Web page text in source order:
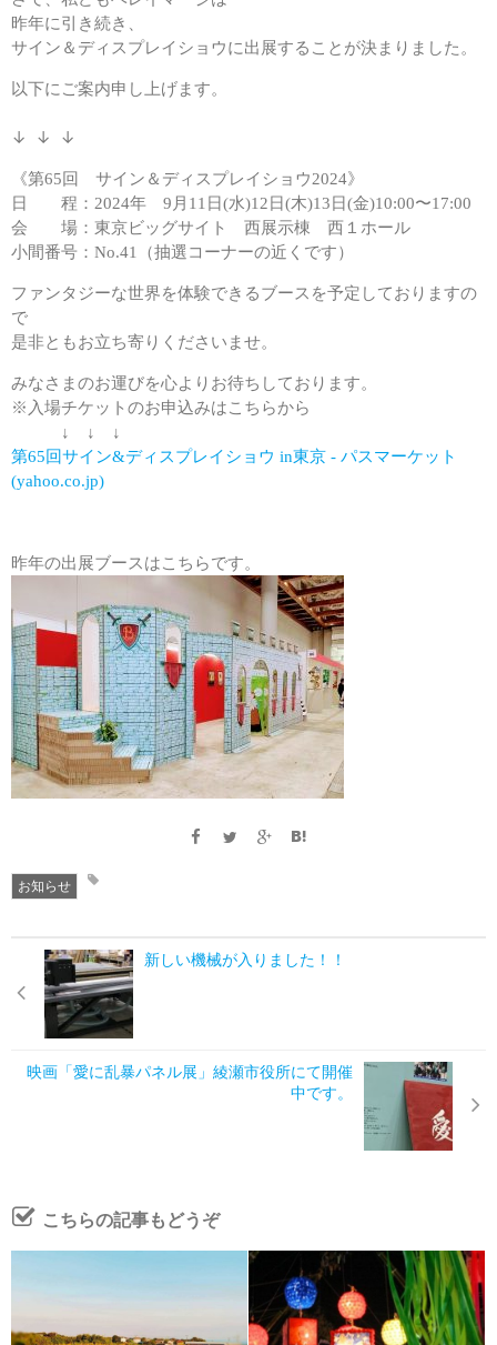
昨年に引き続き、
サイン＆ディスプレイショウに出展することが決まりました。
以下にご案内申し上げます。
↓ ↓ ↓
《第65回 サイン＆ディスプレイショウ2024》
日 程：2024年 9月11日(水)12日(木)13日(金)10:00〜17:00
会 場：東京ビッグサイト 西展示棟 西１ホール
小間番号：No.41（抽選コーナーの近くです）
ファンタジーな世界を体験できるブースを予定しておりますの
で
是非ともお立ち寄りくださいませ。
みなさまのお運びを心よりお待ちしております。
※入場チケットのお申込みはこちらから
↓ ↓ ↓
第65回サイン&ディスプレイショウ in東京 - パスマーケット
(yahoo.co.jp)
昨年の出展ブースはこちらです。
お知らせ
新しい機械が入りました！！
映画「愛に乱暴パネル展」綾瀬市役所にて開催
中です。
こちらの記事もどうぞ